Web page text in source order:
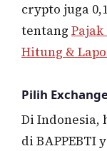
crypto juga
tentang
Hitung &
Pilih
Di Indonesia,
di BAPPEBTI